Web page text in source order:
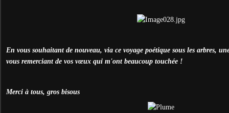
En vous souhaitant de nouveau, via ce voyage poétique sous les arbres,
vous remerciant de vos vœux qui m'ont beaucoup touchée !
Merci à tous, gros bisous